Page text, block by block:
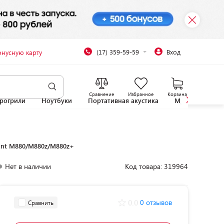
карту (17) 359-59-59 Вход
Сравнение Избранное Корзина
Ноутбуки Портативная акустика
M880/M880z/M880z+
Нет в наличии Код товара: 319964
Сравнить 0 отзывов